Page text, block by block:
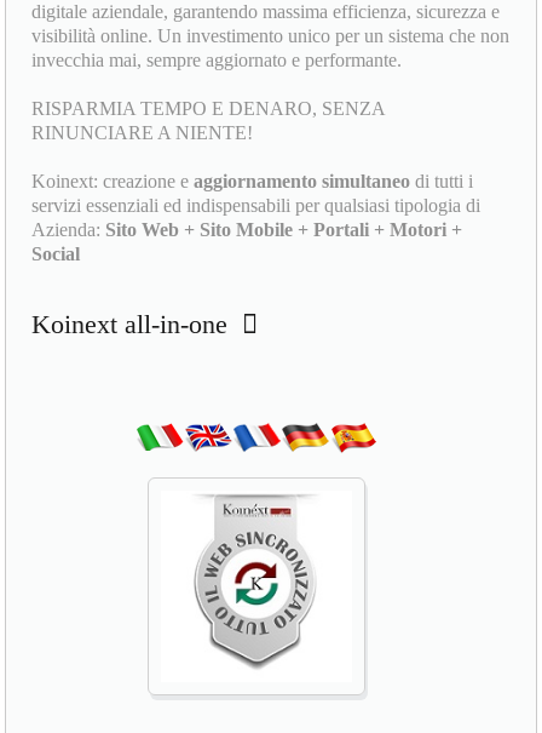
digitale aziendale, garantendo massima efficienza, sicurezza e
visibilità online. Un investimento unico per un sistema che non
invecchia mai, sempre aggiornato e performante.
RISPARMIA TEMPO E DENARO, SENZA
RINUNCIARE A NIENTE!
Koinext: creazione eaggiornamento simultaneo di tutti i
servizi essenziali ed indispensabili per qualsiasi tipologia di
Azienda: Sito Web + Sito Mobile + Portali + Motori +
Social
Koinext all-in-one